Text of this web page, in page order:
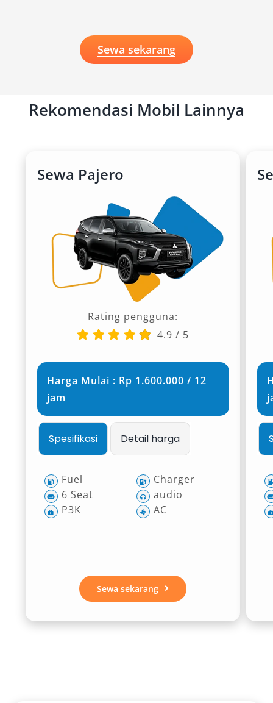
Sewa sekarang
Rekomendasi Mobil Lainnya
Sewa Pajero
Rating pengguna:
4.9 / 5
Harga Mulai : Rp 1.600.000 / 12
jam
Spesifikasi Detail harga
Fuel
6 Seat
P3K
Charger
audio
AC
Sewa sekarang